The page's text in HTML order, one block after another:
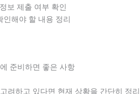
보 제출 여부 확인
인해야 할 내용 정리
준비하면 좋은 사항
려하고 있다면 현재 상황을 간단히 정리